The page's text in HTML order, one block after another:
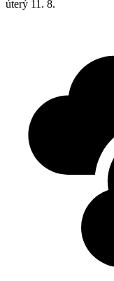
úterý 11. 8.